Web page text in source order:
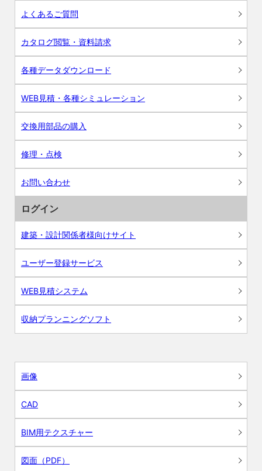
よくあるご質問
カタログ閲覧・資料請求
各種データダウンロード
WEB見積・各種シミュレーション
交換用部品の購入
修理・点検
お問い合わせ
ログイン
建築・設計関係者様向けサイト
ユーザー登録サービス
WEB見積システム
収納プランニングソフト
画像
CAD
BIM用テクスチャー
図面（PDF）